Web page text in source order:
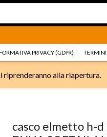
PRIVACY (GDPR)
Ricambi e
alla riapertura.
casco elmetto h-d